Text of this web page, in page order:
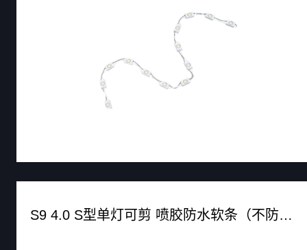
S9 4.0 S型单灯可剪 喷胶防水软条（不防水软条）